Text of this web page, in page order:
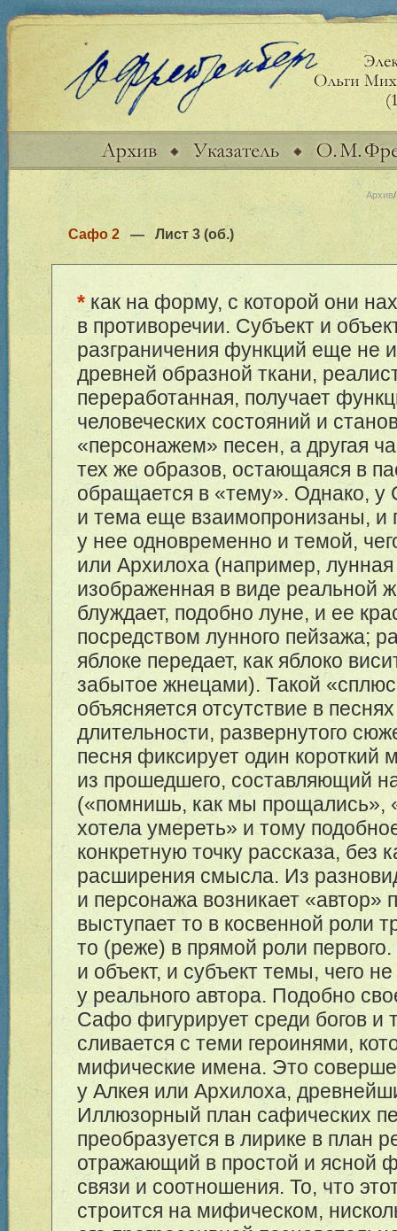
Архив/
Сафо 2— Лист 3 (об.)
* как на форму, с которой они
в противоречии. Субъект и
разграничения функций еще не
древней образной ткани,
переработанная, получает
человеческих состояний и
«персонажем» песен, а другая
тех же образов, остающаяся в
обращается в «тему». Однако,
и тема еще взаимопронизаны, и
у нее одновременно и темой,
или Архилоха (например, лунная
изображенная в виде реальной
блуждает, подобно луне, и ее
посредством лунного пейзажа;
яблоке передает, как яблоко
забытое жнецами). Такой
объясняется отсутствие в
длительности, развернутого
песня фиксирует один короткий
из прошедшего, составляющий
(«помнишь, как мы прощались»,
хотела умереть» и тому
конкретную точку рассказа, без
расширения смысла. Из
и персонажа возникает «автор»
выступает то в косвенной роли
то (реже) в прямой роли
и объект, и субъект темы, чего
у реального автора. Подобно
Сафо фигурирует среди богов и
сливается с теми героинями,
мифические имена. Это
у Алкея или Архилоха,
Иллюзорный план сафических
преобразуется в лирике в план
отражающий в простой и ясной
связи и соотношения. То, что
строится на мифическом,